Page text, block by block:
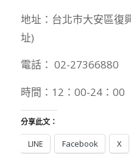
地址： 台北市大安區復
址)
電話： 02-27366880
時間：12：00-24：00
分享此文：
LINE Facebook X